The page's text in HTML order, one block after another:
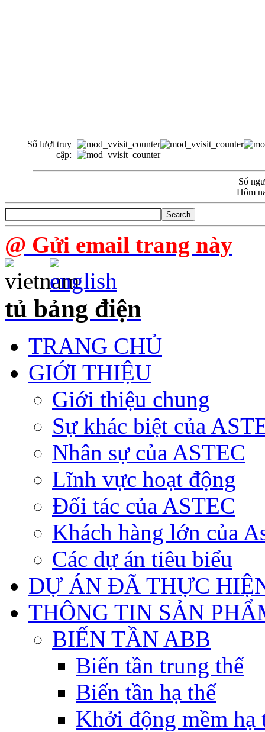
Số lượt truy
cập:
Số
Hôm
@ Gửi email trang này
tủ bảng điện
TRANG CHỦ
GIỚI THIỆU
Giới thiệu chung
Sự khác biệt của
Nhân sự của ASTEC
Lĩnh vực hoạt động
Đối tác của ASTEC
Khách hàng lớn của
Các dự án tiêu biểu
DỰ ÁN ĐÃ THỰC
THÔNG TIN SẢN
BIẾN TẦN ABB
Biến tần trung thế
Biến tần hạ thế
Khởi động mềm hạ